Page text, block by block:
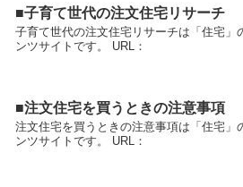
■子育て世代の注文住宅リサーチ
子育て世代の注文住宅リサーチは「住宅」
ンツサイトです。 URL：
■注文住宅を買うときの注意事項
注文住宅を買うときの注意事項は「住宅」
ンツサイトです。 URL：